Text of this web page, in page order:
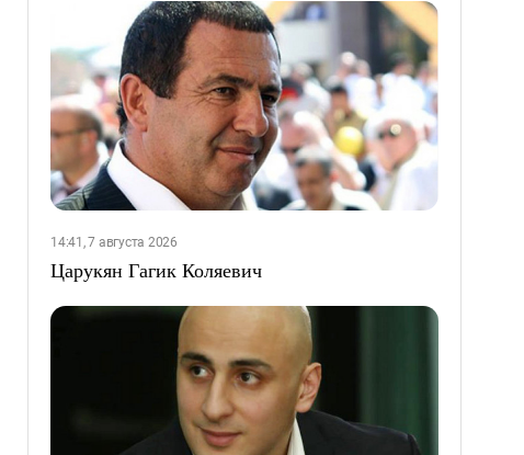
14:41, 7 августа 2026
Царукян Гагик Коляевич